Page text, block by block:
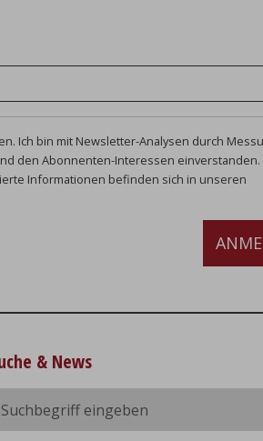
Ich bin mit Newsletter-Analysen durch
den Abonnenten-Interessen einverstanden.
Informationen befinden sich in unseren
& News